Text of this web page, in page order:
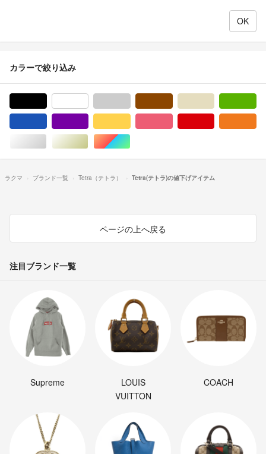
カラーで絞り込み
シルバー/銀色系ゴールド/金色系マルチカラー
ラクマ ブランド一覧 Tetra（テトラ） Tetra(テトラ)の値下げアイテム
ページの上へ戻る
注目ブランド一覧
Supreme
LOUIS
VUITTON
COACH